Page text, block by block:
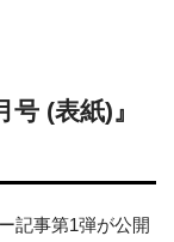
(表紙)』
記事第1弾が公開